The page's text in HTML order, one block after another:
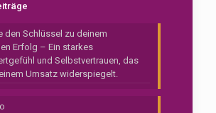
den Schlüssel zu deinem
Erfolg – Ein starkes
und Selbstvertrauen, das
Umsatz widerspiegelt.